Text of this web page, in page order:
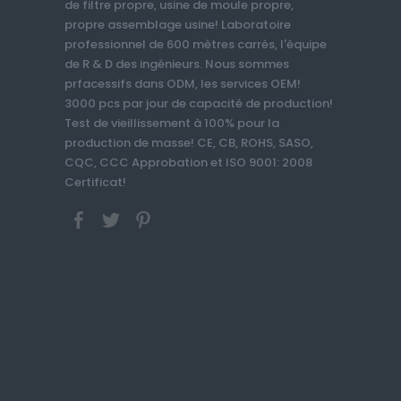
de filtre propre, usine de moule propre,
propre assemblage usine! Laboratoire
professionnel de 600 mètres carrés, l'équipe
de R & D des ingénieurs. Nous sommes
prfacessifs dans ODM, les services OEM!
3000 pcs par jour de capacité de production!
Test de vieillissement à 100% pour la
production de masse! CE, CB, ROHS, SASO,
CQC, CCC Approbation et ISO 9001: 2008
Certificat!